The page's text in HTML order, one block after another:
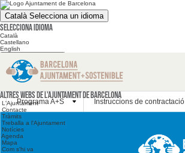
Català Selecciona un idioma
Selecciona idioma
Català
Castellano
English
Cerca en el web
Cerca en el web
Altres webs
Altres webs de l'Ajuntament de Barcelona
L'Ajuntament
Contacte
Tràmits
Treballa a l'Ajuntament
Notícies
Agenda
Mapa
Com s'hi va
Programa A+S Instruccions de contractació